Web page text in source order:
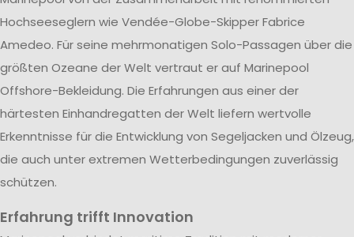
Hochseeseglern wie Vendée-Globe-Skipper Fabrice
Amedeo. Für seine mehrmonatigen Solo-Passagen über die
größten Ozeane der Welt vertraut er auf Marinepool
Offshore-Bekleidung. Die Erfahrungen aus einer der
härtesten Einhandregatten der Welt liefern wertvolle
Erkenntnisse für die Entwicklung von Segeljacken und Ölzeug,
die auch unter extremen Wetterbedingungen zuverlässig
schützen.
Erfahrung trifft Innovation